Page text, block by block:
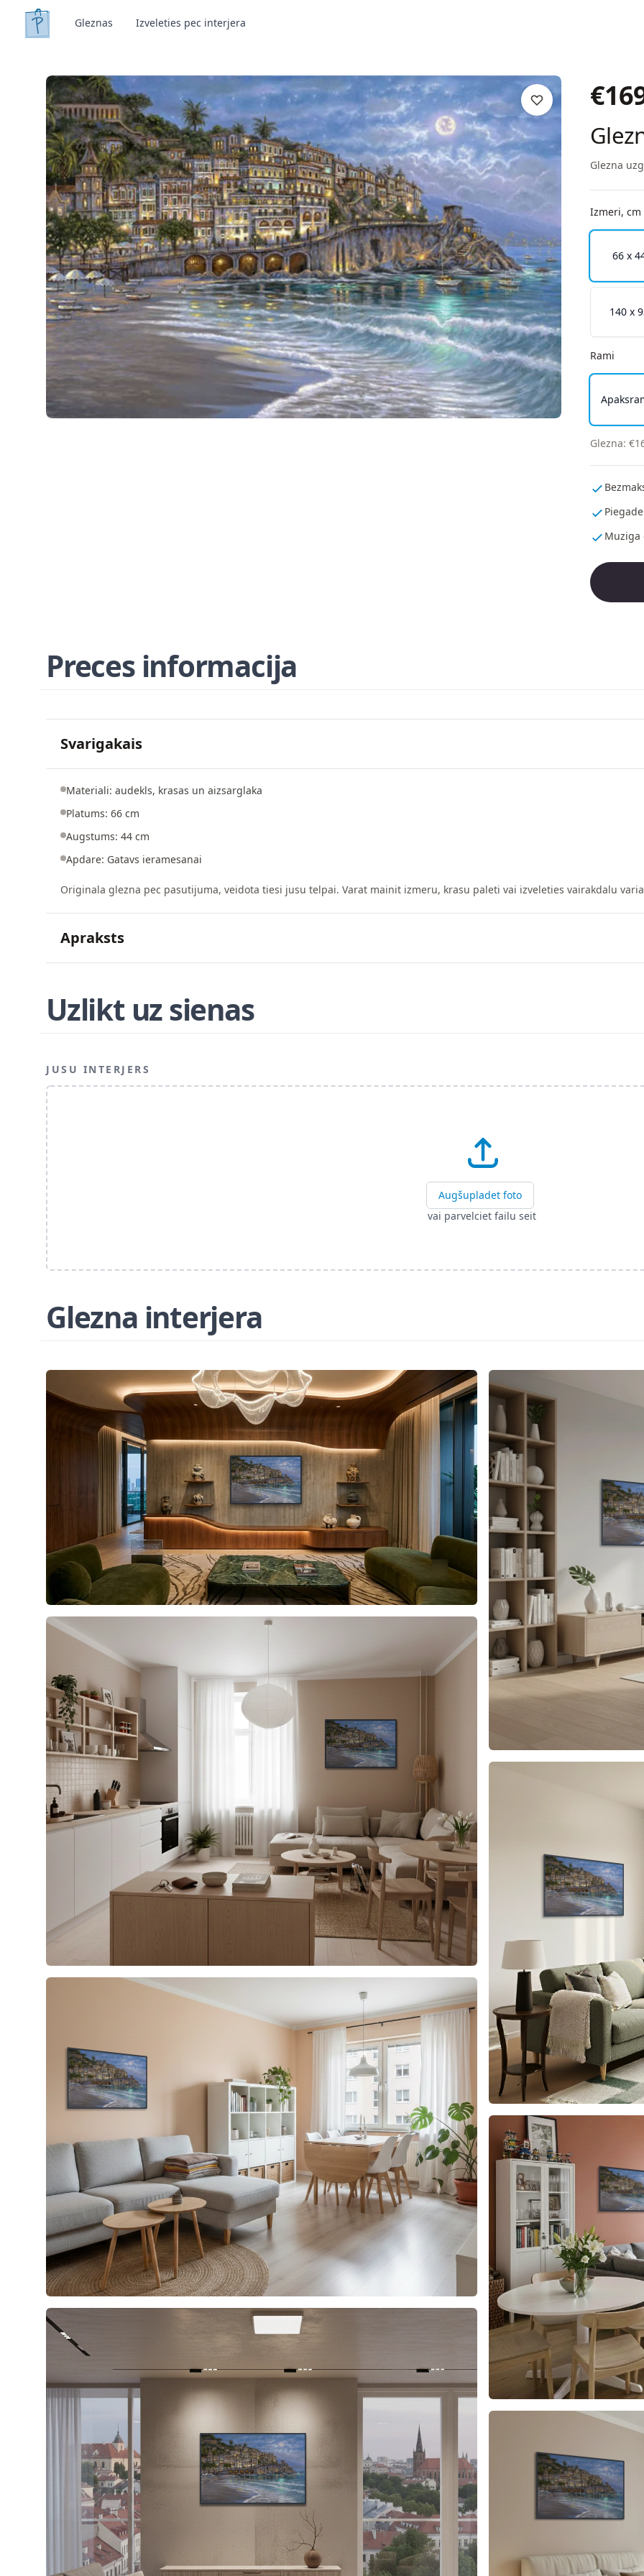
Gleznas Izveleties pec interjera
€
Glezna
Izmeri, cm
66 x
140 x
Rami
Glezna:€
Muziga
Preces informacija
Svarigakais
Materiali: audekls, krasas un aizsarglaka
Platums: 66 cm
Augstums: 44 cm
Apdare: Gatavs ieramesanai
Originala glezna pec pasutijuma, veidota tiesi jusu telpai. Varat mainit izmeru, krasu paleti vai izveleties vairakdalu
Apraksts
Uzlikt uz sienas
JUSU INTERJERS
Augšupladet foto
vai parvelciet failu seit
Glezna interjera